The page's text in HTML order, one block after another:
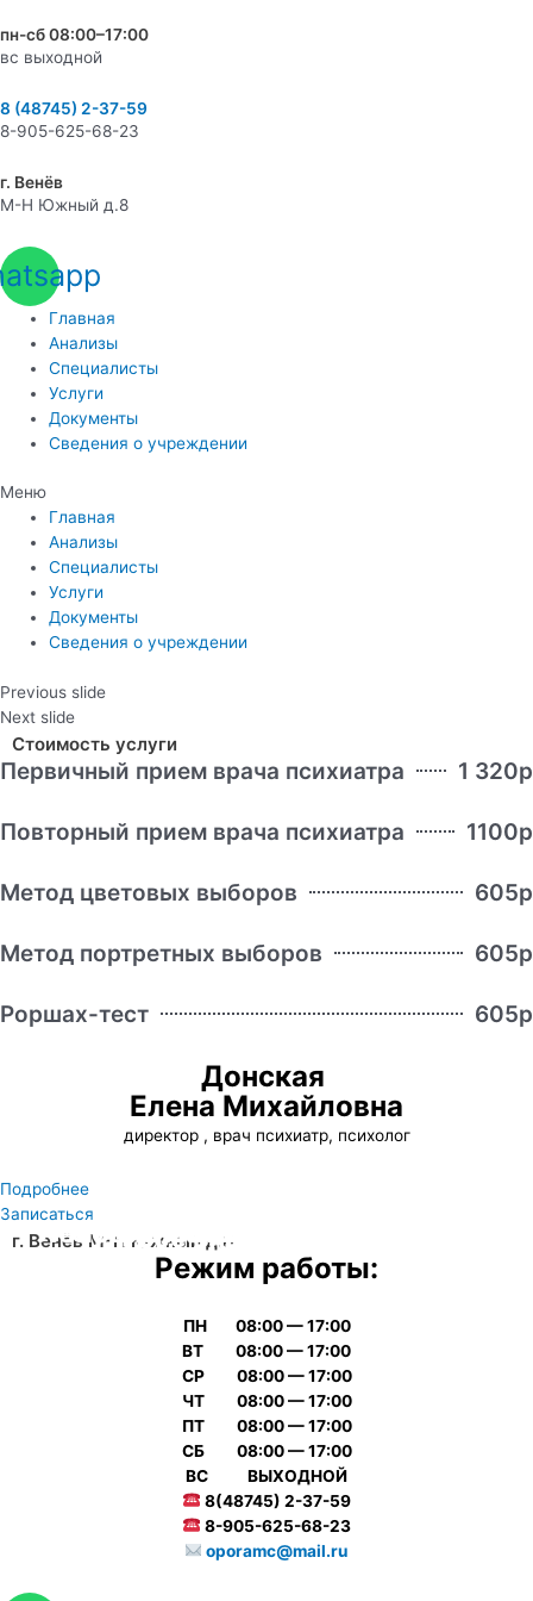
пн-сб 08:00–17:00
вс выходной
8 (48745) 2-37-59
8-905-625-68-23
г. Венёв
М-Н Южный д.8
Главная
Анализы
Специалисты
Услуги
Документы
Сведения о учреждении
Меню
Главная
Анализы
Специалисты
Услуги
Документы
Сведения о учреждении
Медицинский центр "Опора"
Все виды анализов
Аппарат УЗИ
Суточное мониторирование
Лечение магнитно-ик-лазерным
Previous slide
Next slide
Стоимость услуги
Первичный прием врача психиатра 1 320р
Повторный прием врача психиатра 1100р
Метод цветовых выборов 605р
Метод портретных выборов 605р
Роршах-тест 605р
Донская
Елена Михайловна
директор , врач психиатр, психолог
Подробнее
Записаться
г. Венёв М-Н Южный д.8
Режим работы:
ПН 08:00 — 17:00
ВТ 08:00 — 17:00
СР 08:00 — 17:00
ЧТ 08:00 — 17:00
ПТ 08:00 — 17:00
СБ 08:00 — 17:00
ВС ВЫХОДНОЙ
8(48745) 2-37-59
8-905-625-68-23
oporamc@mail.ru